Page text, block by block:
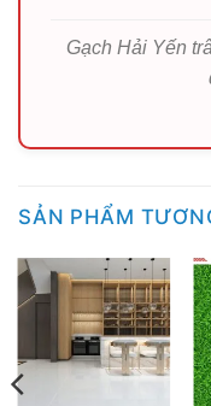
Gạch Hải Yến
SẢN PHẨM